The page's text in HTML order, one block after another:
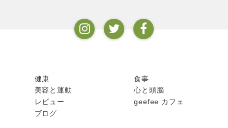
健康
食事
美容と運動
心と頭脳
レビュー
geefee カフェ
ブログ